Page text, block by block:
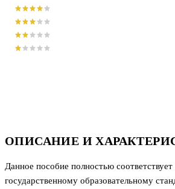
ОПИСАНИЕ И
Данное пособие полностью
государственному образовательному